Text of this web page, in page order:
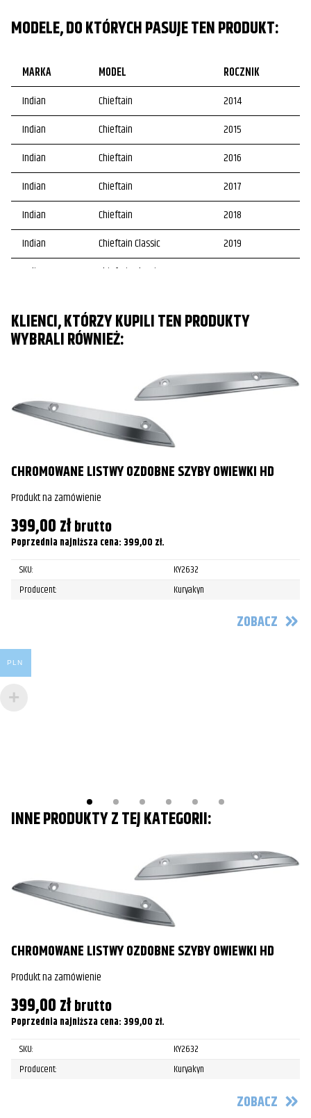
MODELE, DO KTÓRYCH PASUJE TEN PRODUKT:
MARKA MODEL
ROCZNIK
Indian
Chieftain
2014
Indian
Chieftain
2015
Indian
Chieftain
2016
Indian
Chieftain
2017
Indian
Chieftain
2018
Indian
Chieftain Classic
2019
Indian
Chieftain Classic
Indian
Roadmaster
2016
Roadmaster
2018
Indian
Roadmaster
Roadmaster
Indian
Roadmaster 2021
KLIENCI, KTÓRZY KUPILI TEN PRODUKTY
WYBRALI RÓWNIEŻ:
CHROMOWANE LISTWY OZDOBNE SZYBY OWIEWKI HD
Produkt na zamówienie
399,00złbrutto
Poprzednia najniższa cena: 399,00 zł.
SKU:
KY2632
Producent:
Kuryakyn
ZOBACZ
INNE PRODUKTY Z TEJ KATEGORII:
CHROMOWANE LISTWY OZDOBNE SZYBY OWIEWKI HD
Produkt na zamówienie
399,00złbrutto
Poprzednia najniższa cena: 399,00 zł.
SKU:
KY2632
Producent:
Kuryakyn
ZOBACZ
PLN